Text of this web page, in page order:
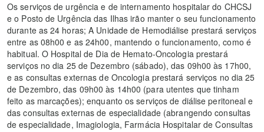
Os serviços de urgência e de internamento hospitalar do CHCSJ
e o Posto de Urgência das Ilhas irão manter o seu funcionamento
durante as 24 horas; A Unidade de Hemodiálise prestará serviços
entre as 08h00 e as 24h00, mantendo o funcionamento, como é
habitual. O Hospital de Dia de Hemato-Oncologia prestará
serviços no dia 25 de Dezembro (sábado), das 09h00 às 17h00,
e as consultas externas de Oncologia prestará serviços no dia 25
de Dezembro, das 09h00 às 14h00 (para utentes que tinham
feito as marcações); enquanto os serviços de diálise peritoneal e
das consultas externas de especialidade (abrangendo consultas
de especialidade, Imagiologia, Farmácia Hospitalar de Consultas